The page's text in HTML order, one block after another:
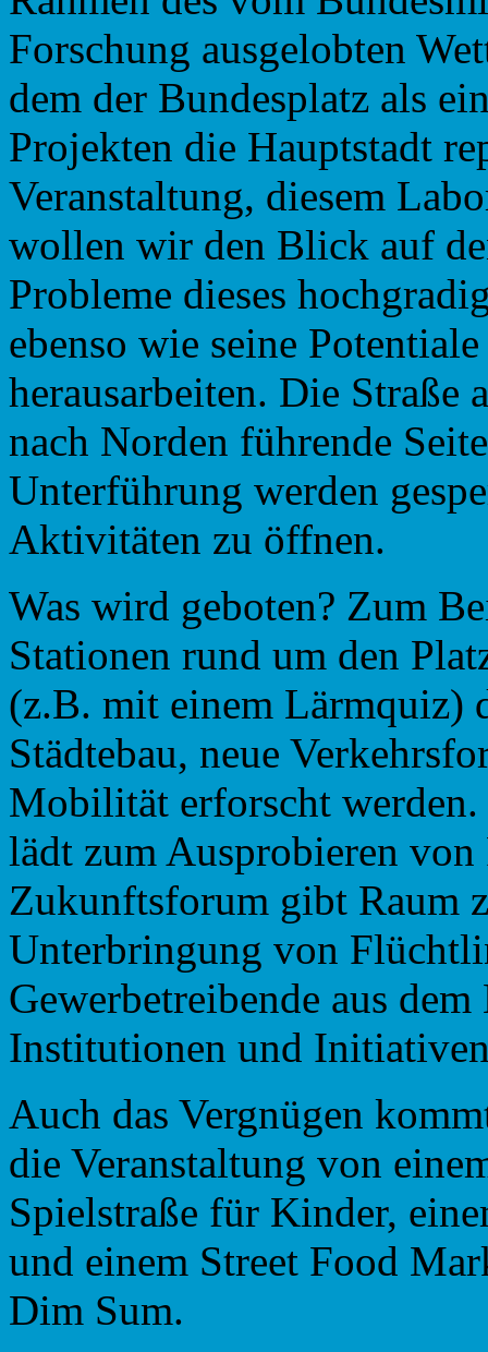
Forschung ausgelobten
dem der Bundesplatz als
Projekten die Hauptstadt
Veranstaltung, diesem
wollen wir den Blick auf
Probleme dieses
ebenso wie seine
herausarbeiten. Die Straße
nach Norden führende
Unterführung werden
Aktivitäten zu öffnen.
Was wird geboten? Zum
Stationen rund um den
(z.B. mit einem Lärmquiz)
Städtebau, neue
Mobilität erforscht
lädt zum Ausprobieren von
Zukunftsforum gibt Raum
Unterbringung von
Gewerbetreibende aus
Institutionen und
Auch das Vergnügen
die Veranstaltung von
Spielstraße für Kinder,
und einem Street Food
Dim Sum.